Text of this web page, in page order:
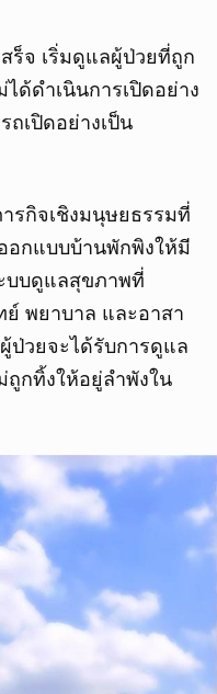
ร็จ เริ่มดูแลผู้ป่วยที่ถูก
ด้ดำเนินการเปิดอย่าง
ถเปิดอย่างเป็น
รกิจเชิงมนุษยธรรมที่
อกแบบบ้านพักพิงให้มี
บบดูแลสุขภาพที่
พยาบาล และอาสา
ป่วยจะได้รับการดูแล
ถูกทิ้งให้อยู่ลำพังใน